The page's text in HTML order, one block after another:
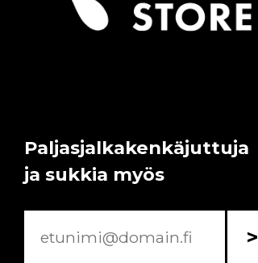
Paljasjalkakenkäjuttuja
ja sukkia myös
>